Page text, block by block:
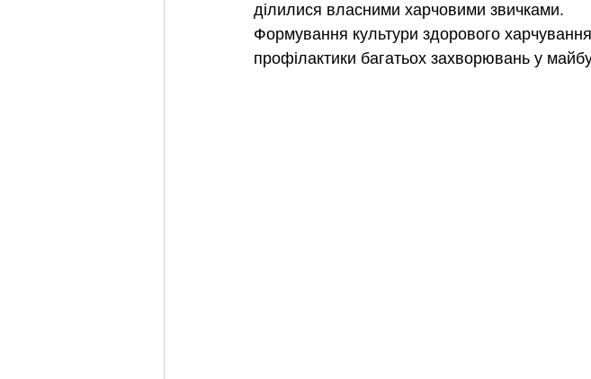
ділилися власними харчовими звичками.
Формування культури здорового
профілактики багатьох захворювань у